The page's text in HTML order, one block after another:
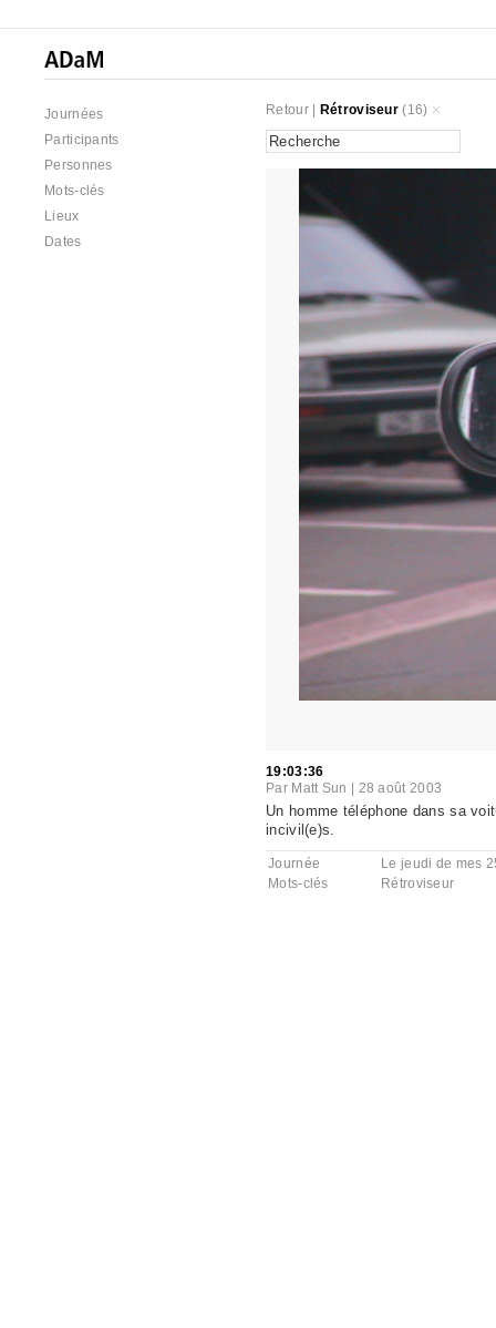
Journées
Participants
Personnes
Mots-clés
Lieux
Dates
Retour| Rétroviseur (16)
19:03:36
Par Matt Sun 28 août 2003
Un homme téléphone dans sa
incivil(e)s.
Journée
Le jeudi de mes
Mots-clés
Rétroviseur